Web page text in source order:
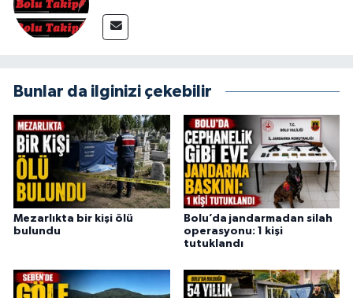
Bunlar da ilginizi çekebilir
Mezarlıkta bir kişi ölü
bulundu
Bolu’da jandarmadan silah
operasyonu: 1 kişi
tutuklandı